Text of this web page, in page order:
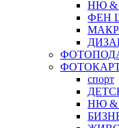
НЮ &
ФЕН
спорт
НЮ &